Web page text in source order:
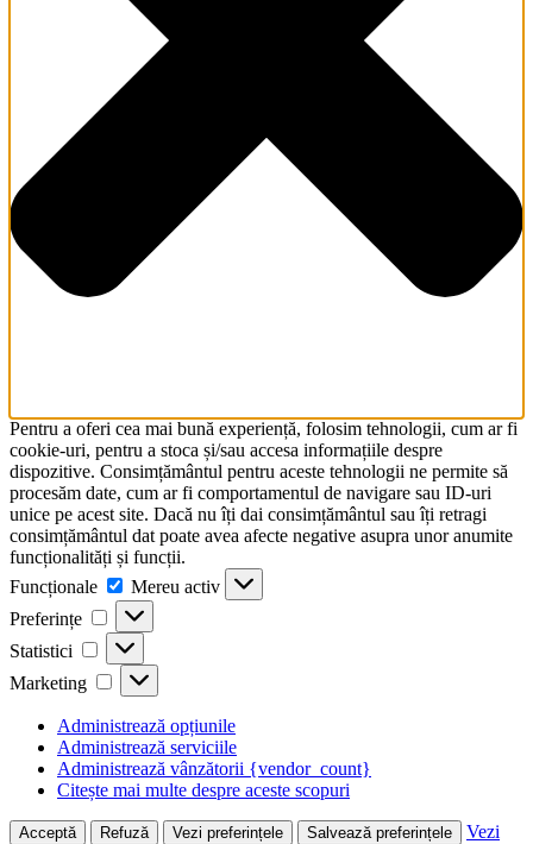
Pentru a oferi cea mai bună experiență, folosim tehnologii, cum ar fi
cookie-uri, pentru a stoca și/sau accesa informațiile despre
dispozitive. Consimțământul pentru aceste tehnologii ne permite să
procesăm date, cum ar fi comportamentul de navigare sau ID-uri
unice pe acest site. Dacă nu îți dai consimțământul sau îți retragi
consimțământul dat poate avea afecte negative asupra unor anumite
funcționalități și funcții.
Funcționale
Funcționale
Mereu activ
Preferințe
Preferințe
Statistici Statistici
Marketing Marketing
Administrează opțiunile
Administrează serviciile
Administrează vânzătorii {vendor_count}
Citește mai multe despre aceste scopuri
Acceptă Refuză Vezi preferințele Salvează preferințele
Vezi